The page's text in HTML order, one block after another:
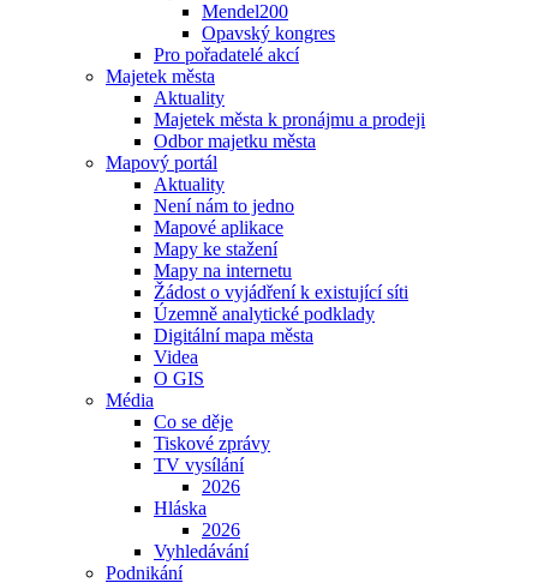
Mendel200
Opavský kongres
Pro pořadatelé akcí
Majetek města
Aktuality
Majetek města k pronájmu a prodeji
Odbor majetku města
Mapový portál
Aktuality
Není nám to jedno
Mapové aplikace
Mapy ke stažení
Mapy na internetu
Žádost o vyjádření k existující síti
Územně analytické podklady
Digitální mapa města
Videa
O GIS
Média
Co se děje
Tiskové zprávy
TV vysílání
2026
Hláska
2026
Vyhledávání
Podnikání